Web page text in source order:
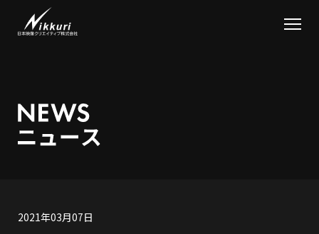
2021年03月07日